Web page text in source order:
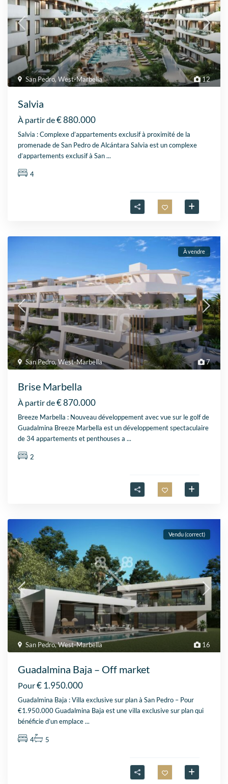
12
San Pedro,West-Marbella
Salvia
À partir de€ 880.000
Salvia : Complexe d’appartements exclusif à proximité de la
promenade de San Pedro de Alcántara Salvia est un complexe
d’appartements exclusif à San...
4
7
San Pedro,West-Marbella
À vendre
Brise Marbella
À partir de€ 870.000
Breeze Marbella : Nouveau développement avec vue sur le golf de
Guadalmina Breeze Marbella est un développement spectaculaire
de 34 appartements et penthouses a...
2
16
San Pedro,West-Marbella
Vendu (correct)
Guadalmina Baja – Off market
Pour€ 1.950.000
Guadalmina Baja : Villa exclusive sur plan à San Pedro – Pour
€1.950.000 Guadalmina Baja est une villa exclusive sur plan qui
bénéficie d’un emplace...
4 5